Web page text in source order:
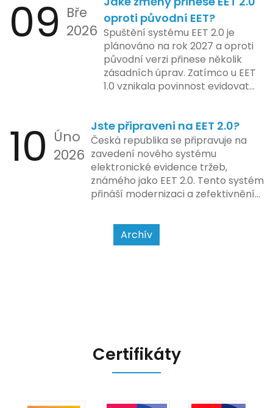
praxe, s povinností prodejců
zapojit se do nového systému,
včetně zvýšeného dohledu nad
dodržováním pravidel.
po ty nejmodernější dotykové
systémy, co umí pomalu i kafe
uvařit. A jedno vím jistě: legislativa
se mění, ale základní pravidlo
zůstává – pokladna musí šlapat
jako hodinky. Jinak jsou problémy.
09 Bře
2026
oproti původní EET?
Spuštění systému EET 2.0 je
plánováno na rok 2027 a oproti
původní verzi přinese několik
zásadních úprav. Zatímco u EET
1.0 vznikala povinnost evidovat
bezhotovostní transakci – nově
se má tato povinnost odvíjet od
povahy podnikatelské činnosti a
způsobu interakce se
zákazníkem.
10 Úno
2026
Jste připraveni na EET 2.0?
Česká republika se připravuje na
zavedení nového systému
elektronické evidence tržeb,
známého jako EET 2.0. Tento systém
přináší modernizaci a zefektivnění
usnadnit život podnikatelům i
kontrolním orgánům. Podívejme se
na hlavní změny, které EET 2.0
Archív
Certifikáty